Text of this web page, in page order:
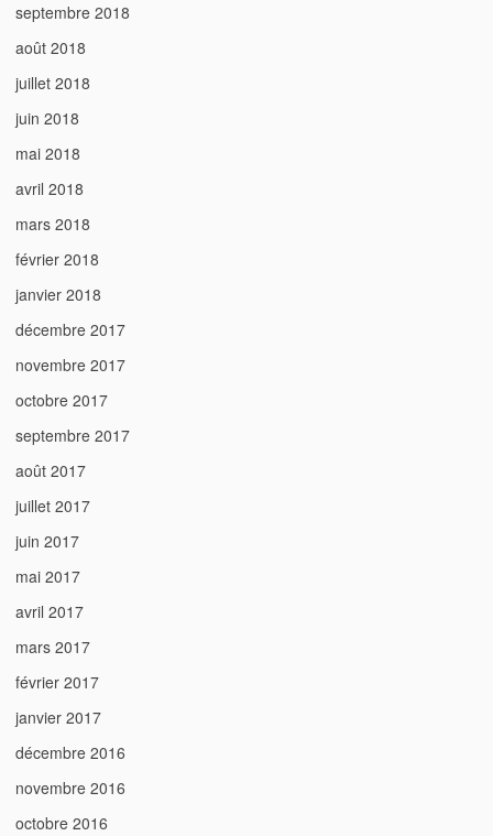
septembre 2018
août 2018
juillet 2018
juin 2018
mai 2018
avril 2018
mars 2018
février 2018
janvier 2018
décembre 2017
novembre 2017
octobre 2017
septembre 2017
août 2017
juillet 2017
juin 2017
mai 2017
avril 2017
mars 2017
février 2017
janvier 2017
décembre 2016
novembre 2016
octobre 2016